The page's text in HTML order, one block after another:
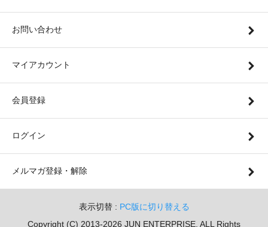
お問い合わせ
マイアカウント
会員登録
ログイン
メルマガ登録・解除
表示切替 : PC版に切り替える
Copyright (C) 2013-2026 JUN ENTERPRISE. ALL Rights